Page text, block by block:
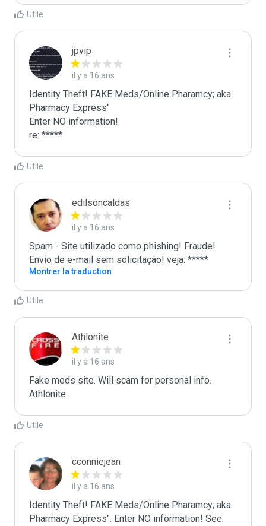
Utile
jpvip
il y a 16 ans
Identity Theft! FAKE Meds/Online Pharamcy; aka.
Pharmacy Express"
Enter NO information!
re: *****
Utile
edilsoncaldas
il y a 16 ans
Spam - Site utilizado como phishing! Fraude!
Envio de e-mail sem solicitação! veja: *****
Montrer la traduction
Utile
Athlonite
il y a 16 ans
Fake meds site. Will scam for personal info.
Athlonite.
Utile
cconniejean
il y a 16 ans
Identity Theft! FAKE Meds/Online Pharamcy; aka.
Pharmacy Express". Enter NO information! See: